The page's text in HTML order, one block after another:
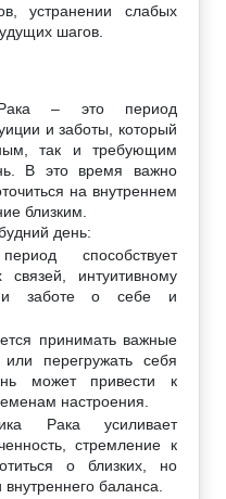
устранении слабых
шагов.
– это период
и заботы, который
так и требующим
В это время важно
на внутреннем
близким.
день:
способствует
интуитивному
и заботе о себе и
принимать важные
перегружать себя
может привести к
настроения.
Рака усиливает
стремление к
о близких, но
баланса.